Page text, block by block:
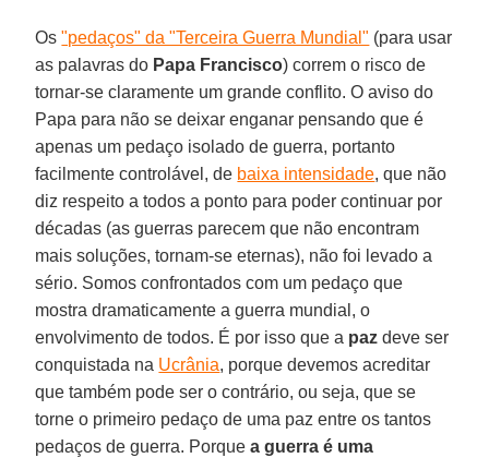
Os"pedaços" da "Terceira Guerra Mundial" (para usar
as palavras do Papa Francisco) correm o risco de
tornar-se claramente um grande conflito. O aviso do
Papa para não se deixar enganar pensando que é
apenas um pedaço isolado de guerra, portanto
facilmente controlável, de baixa intensidade, que não
diz respeito a todos a ponto para poder continuar por
décadas (as guerras parecem que não encontram
mais soluções, tornam-se eternas), não foi levado a
sério. Somos confrontados com um pedaço que
mostra dramaticamente a guerra mundial, o
envolvimento de todos. É por isso que a paz deve ser
conquistada na Ucrânia, porque devemos acreditar
que também pode ser o contrário, ou seja, que se
torne o primeiro pedaço de uma paz entre os tantos
pedaços de guerra. Porquea guerra é uma